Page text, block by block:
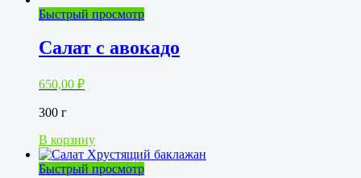
Быстрый просмотр
Салат с авокадо
650,00 ₽
300 г
В корзину
Быстрый просмотр